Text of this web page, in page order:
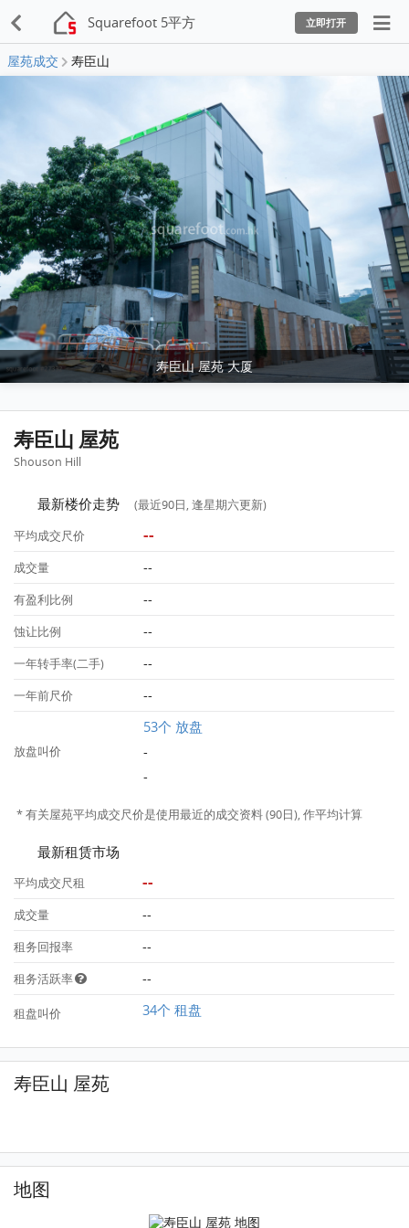
Squarefoot 5平方 立即打开
屋苑成交 寿臣山
寿臣山 屋苑 大厦
寿臣山 屋苑
Shouson Hill
最新楼价走势
(最近90日, 逢星期六更新)
平均成交尺价
--
成交量 --
有盈利比例 --
蚀让比例 --
一年转手率(二手) --
一年前尺价 --
放盘叫价
53个 放盘
-
-
* 有关屋苑平均成交尺价是使用最近的成交资料 (90日), 作平均计算
最新租赁市场
平均成交尺租 --
成交量 --
租务回报率 --
租务活跃率 --
租盘叫价 34个 租盘
寿臣山 屋苑
地图